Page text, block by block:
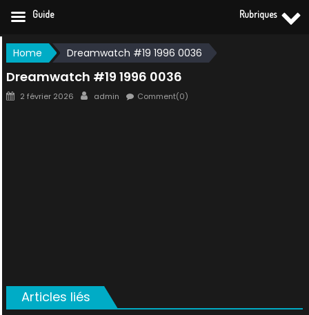
Skip
to
content
Home Dreamwatch #19 1996 0036
Dreamwatch #19 1996 0036
Posted
2 février 2026 Author
admin Comment(0)
Articles liés
Guide Rubriques